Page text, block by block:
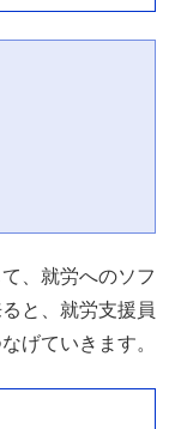
、就労へのソフ
と、就労支援員
げていきます。